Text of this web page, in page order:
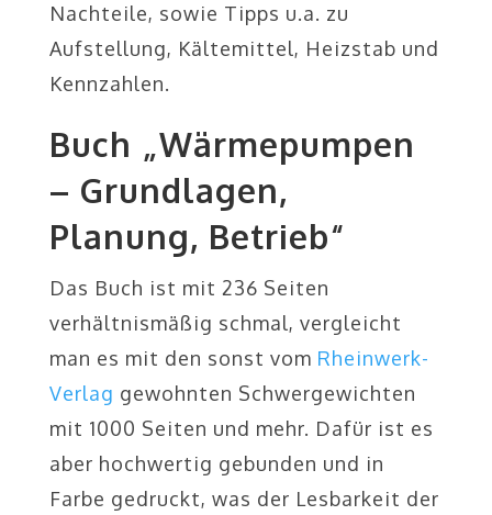
Nachteile, sowie Tipps u.a. zu
Aufstellung, Kältemittel, Heizstab und
Kennzahlen.
Buch „Wärmepumpen
– Grundlagen,
Planung, Betrieb“
Das Buch ist mit 236 Seiten
verhältnismäßig schmal, vergleicht
man es mit den sonst vom Rheinwerk-
Verlag gewohnten Schwergewichten
mit 1000 Seiten und mehr. Dafür ist es
aber hochwertig gebunden und in
Farbe gedruckt, was der Lesbarkeit der